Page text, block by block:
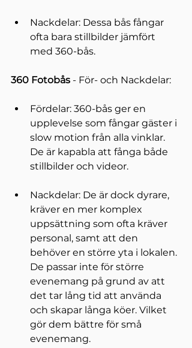
Nackdelar: Dessa bås fångar
ofta bara stillbilder jämfört
med 360-bås.
360 Fotobås - För- och Nackdelar:
Fördelar: 360-bås ger en
upplevelse som fångar gäster i
slow motion från alla vinklar.
De är kapabla att fånga både
stillbilder och videor.
Nackdelar: De är dock dyrare,
kräver en mer komplex
uppsättning som ofta kräver
personal, samt att den
behöver en större yta i lokalen.
De passar inte för större
evenemang på grund av att
det tar lång tid att använda
och skapar långa köer. Vilket
gör dem bättre för små
evenemang.